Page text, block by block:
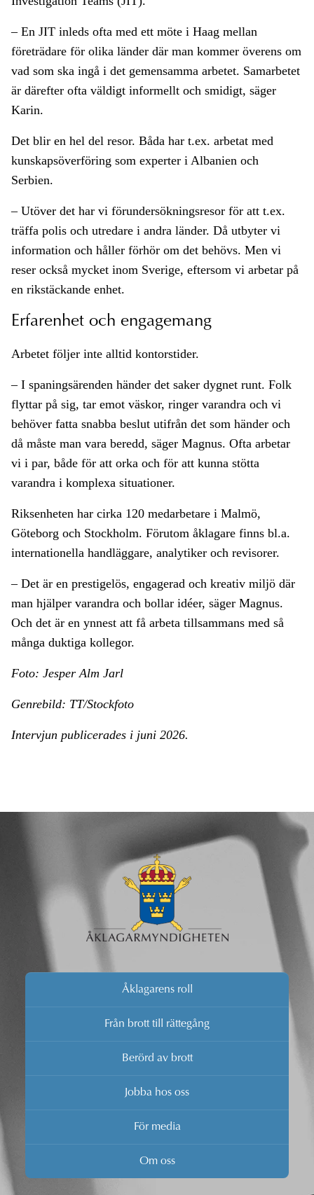
– En JIT inleds ofta med ett möte i Haag mellan
företrädare för olika länder där man kommer överens om
vad som ska ingå i det gemensamma arbetet. Samarbetet
är därefter ofta väldigt informellt och smidigt, säger
Karin.
Det blir en hel del resor. Båda har t.ex. arbetat med
kunskapsöverföring som experter i Albanien och
Serbien.
– Utöver det har vi förundersökningsresor för att t.ex.
träffa polis och utredare i andra länder. Då utbyter vi
information och håller förhör om det behövs. Men vi
reser också mycket inom Sverige, eftersom vi arbetar på
en rikstäckande enhet.
Erfarenhet och engagemang
Arbetet följer inte alltid kontorstider.
– I spaningsärenden händer det saker dygnet runt. Folk
flyttar på sig, tar emot väskor, ringer varandra och vi
behöver fatta snabba beslut utifrån det som händer och
då måste man vara beredd, säger Magnus. Ofta arbetar
vi i par, både för att orka och för att kunna stötta
varandra i komplexa situationer.
Riksenheten har cirka 120 medarbetare i Malmö,
Göteborg och Stockholm. Förutom åklagare finns bl.a.
internationella handläggare, analytiker och revisorer.
– Det är en prestigelös, engagerad och kreativ miljö där
man hjälper varandra och bollar idéer, säger Magnus.
Och det är en ynnest att få arbeta tillsammans med så
många duktiga kollegor.
Foto: Jesper Alm Jarl
Genrebild: TT/Stockfoto
Intervjun publicerades i juni 2026.
Åklagarens roll
Från brott till rättegång
Berörd av brott
Jobba hos oss
För media
Om oss